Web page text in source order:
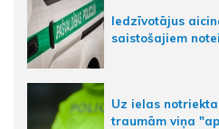
Iedzīvotājus
saistošajiem
Uz ielas
traumām viņa